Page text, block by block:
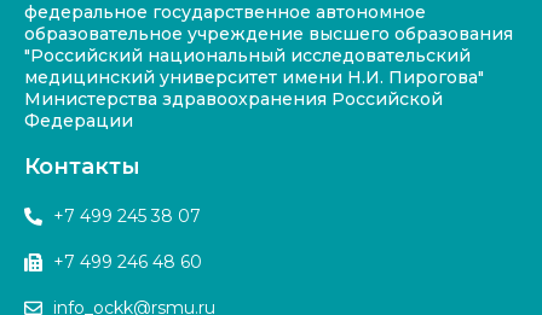
федеральное государственное автономное
образовательное учреждение высшего образования
"Российский национальный исследовательский
медицинский университет имени Н.И. Пирогова"
Министерства здравоохранения Российской
Федерации
Контакты
+7 499 245 38 07
+7 499 246 48 60
info_ockk@rsmu.ru